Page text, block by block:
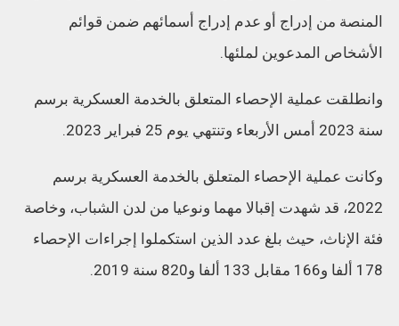
المنصة من إدراج أو عدم إدراج أسمائهم ضمن قوائم
الأشخاص المدعوين لملئها.
وانطلقت عملية الإحصاء المتعلق بالخدمة العسكرية برسم
سنة 2023 أمس الأربعاء وتنتهي يوم 25 فبراير 2023.
وكانت عملية الإحصاء المتعلق بالخدمة العسكرية برسم
2022، قد شهدت إقبالا مهما ونوعيا من لدن الشباب، وخاصة
فئة الإناث، حيث بلغ عدد الذين استكملوا إجراءات الإحصاء
178 ألفا و166 مقابل 133 ألفا و820 سنة 2019.